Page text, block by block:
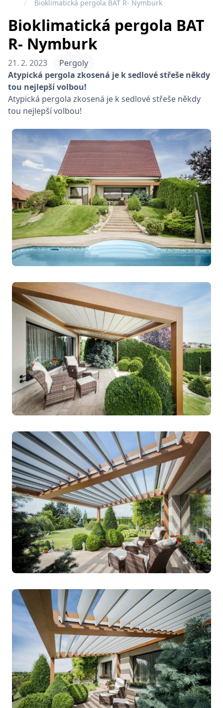
Bioklimatická pergola BAT R- Nymburk
Bioklimatická pergola BAT
R- Nymburk
21. 2. 2023
Pergoly
Atypická pergola zkosená je k sedlové střeše někdy
tou nejlepší volbou!
Atypická pergola zkosená je k sedlové střeše někdy
tou nejlepší volbou!